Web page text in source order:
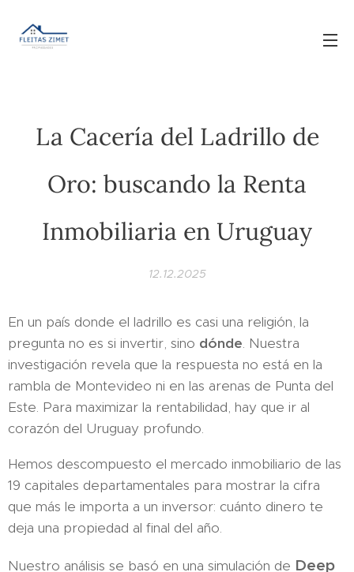
La Cacería del Ladrillo de
Oro: buscando la Renta
Inmobiliaria en Uruguay
12.12.2025
En un país donde el ladrillo es casi una religión, la
pregunta no es si invertir, sino dónde. Nuestra
investigación revela que la respuesta no está en la
rambla de Montevideo ni en las arenas de Punta del
Este. Para maximizar la rentabilidad, hay que ir al
corazón del Uruguay profundo.
Hemos descompuesto el mercado inmobiliario de las
19 capitales departamentales para mostrar la cifra
que más le importa a un inversor: cuánto dinero te
deja una propiedad al final del año.
Nuestro análisis se basó en una simulación de Deep